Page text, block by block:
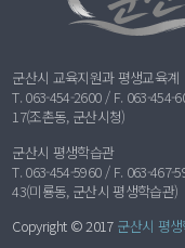
군산시 교육지원과 평생교육계
T. 063-454-2600 / F. 063-454-
17(조촌동, 군산시청)
군산시 평생학습관
T. 063-454-5960 / F. 063-467-
43(미룡동, 군산시 평생학습관)
Copyright © 2017 군산시 평